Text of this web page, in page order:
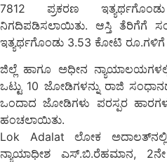
7812 ಪ್ರಕರಣ
ನಿಗದಿಪಡಿಸಲಾಯಿತು. ಆಸ್ತಿ ತೆರಿಗೆಗೆ
ಇತ್ಯರ್ಥಗೊಂಡು 3.53 ಕೋಟಿ
ಜಿಲ್ಲೆ ಹಾಗೂ ಅಧೀನ
ಒಟ್ಟು 10 ಜೋಡಿಗಳನ್ನು ರಾಜಿ
ಒಂದಾದ ಜೋಡಿಗಳು ಪರಸ್ಪರ
ಹಂಚಲಾಯಿತು.
Lok Adalat ಲೋಕ
ನ್ಯಾಯಾಧೀಶ ಎಸ್.ಬಿ.ರೆಹಮಾನ,